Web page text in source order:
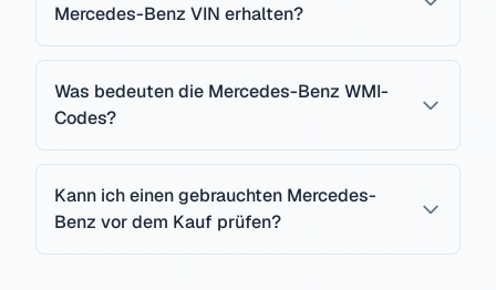
Mercedes-Benz VIN erhalten?
Was bedeuten die Mercedes-Benz WMI-
Codes?
Kann ich einen gebrauchten Mercedes-
Benz vor dem Kauf prüfen?